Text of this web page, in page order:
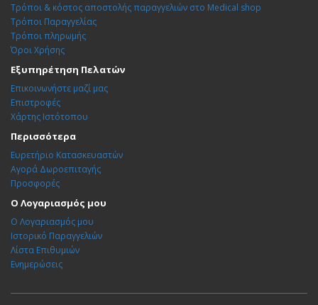
Τρόποι & κόστος αποστολής παραγγελιών στο Medical shop
Τρόποι Παραγγελίας
Τρόποι πληρωμής
Όροι Χρήσης
Εξυπηρέτηση Πελατών
Επικοινωνήστε μαζί μας
Επιστροφές
Χάρτης Ιστότοπου
Περισσότερα
Ευρετήριο Κατασκευαστών
Αγορά Δωροεπιταγής
Προσφορές
Ο Λογαριασμός μου
Ο Λογαριασμός μου
Ιστορικό Παραγγελιών
Λίστα Επιθυμιών
Ενημερώσεις